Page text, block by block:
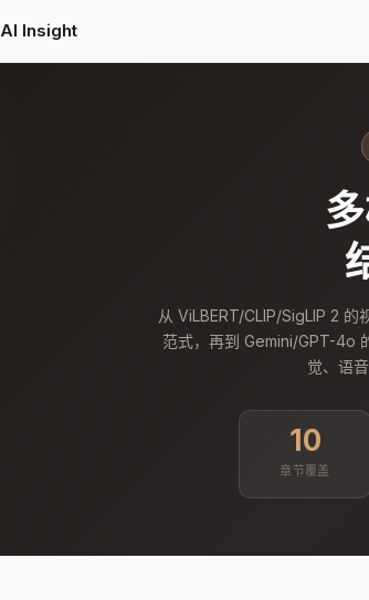
AI Insight
从 ViLBERT/CLIP/SigLIP 2
范式，再到 Gemini/GPT-4o
觉、语
10
章节覆盖